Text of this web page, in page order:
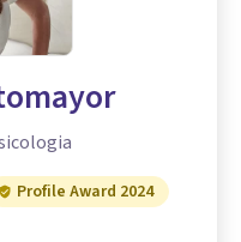
Profile Award 2024